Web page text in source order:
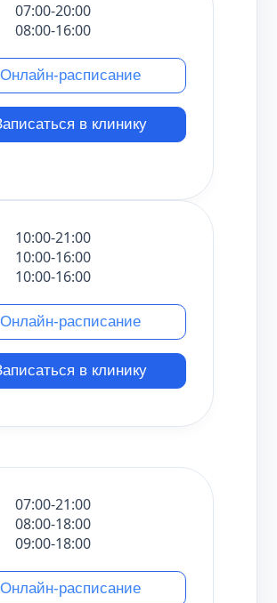
07:00-20:00
08:00-16:00
Онлайн-расписание
в клинику
10:00-21:00
10:00-16:00
10:00-16:00
Онлайн-расписание
в клинику
07:00-21:00
08:00-18:00
09:00-18:00
Онлайн-расписание